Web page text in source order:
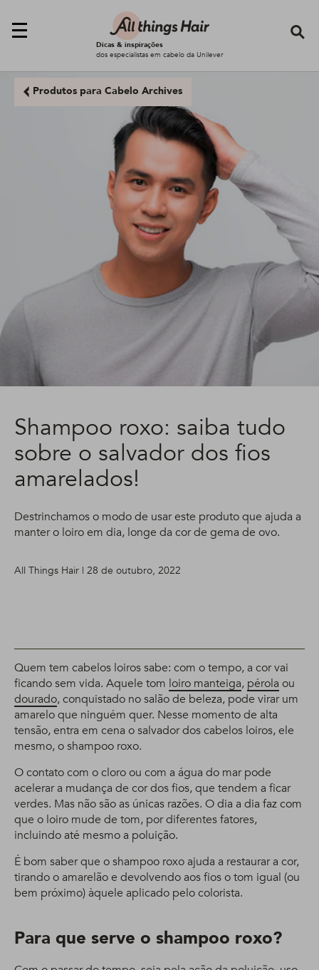
Dicas & inspirações
dos especialistas em cabelo da Unilever
Produtos para Cabelo Archives
Shampoo roxo: saiba tudo
sobre o salvador dos fios
amarelados!
Destrinchamos o modo de usar este produto que ajuda a
manter o loiro em dia, longe da cor de gema de ovo.
All Things Hair | 28 de outubro, 2022
Quem tem cabelos loiros sabe: com o tempo, a cor vai
ficando sem vida. Aquele tom loiro manteiga, pérola ou
dourado, conquistado no salão de beleza, pode virar um
amarelo que ninguém quer. Nesse momento de alta
tensão, entra em cena o salvador dos cabelos loiros, ele
mesmo, o shampoo roxo.
O contato com o cloro ou com a água do mar pode
acelerar a mudança de cor dos fios, que tendem a ficar
verdes. Mas não são as únicas razões. O dia a dia faz com
que o loiro mude de tom, por diferentes fatores,
incluindo até mesmo a poluição.
É bom saber que o shampoo roxo ajuda a restaurar a cor,
tirando o amarelão e devolvendo aos fios o tom igual (ou
bem próximo) àquele aplicado pelo colorista.
Para que serve o shampoo roxo?